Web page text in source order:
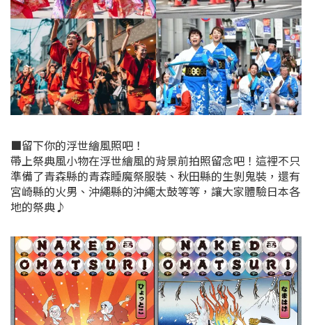
■留下你的浮世繪風照吧！
帶上祭典風小物在浮世繪風的背景前拍照留念吧！這裡不只
準備了青森縣的青森睡魔祭服裝、秋田縣的生剝鬼裝，還有
宮崎縣的火男、沖繩縣的沖繩太鼓等等，讓大家體驗日本各
地的祭典♪